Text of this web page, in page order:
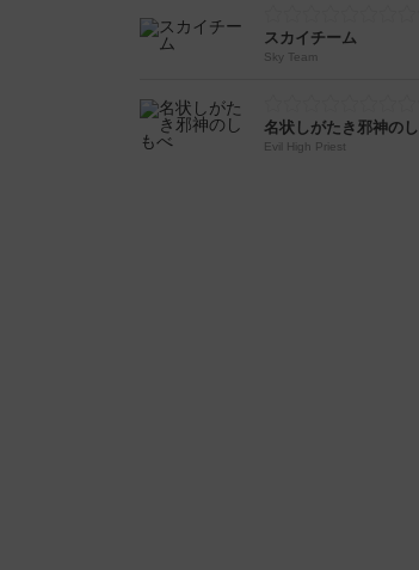
スカイチーム
Sky Team
名状しがたき邪神の
Evil High Priest